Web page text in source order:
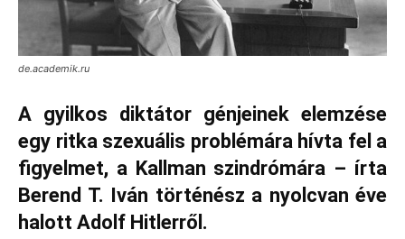
de.academik.ru
A gyilkos diktátor génjeinek elemzése
egy ritka szexuális problémára hívta fel a
figyelmet, a Kallman szindrómára – írta
Berend T. Iván történész a nyolcvan éve
halott Adolf Hitlerről.